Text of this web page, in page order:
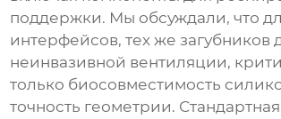
поддержки. Мы обсуждали, что
интерфейсов, тех же загубников
неинвазивной вентиляции,
только биосовместимость
точность геометрии.